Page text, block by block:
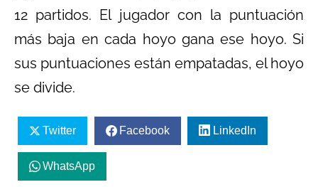
12 partidos. El jugador con la puntuación
más baja en cada hoyo gana ese hoyo. Si
sus puntuaciones están empatadas, el hoyo
se divide.
Twitter Facebook LinkedIn
WhatsApp